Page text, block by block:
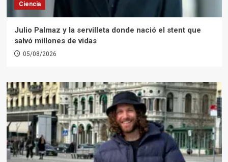
Ciencia
Julio Palmaz y la servilleta donde nació el stent que
salvó millones de vidas
05/08/2026